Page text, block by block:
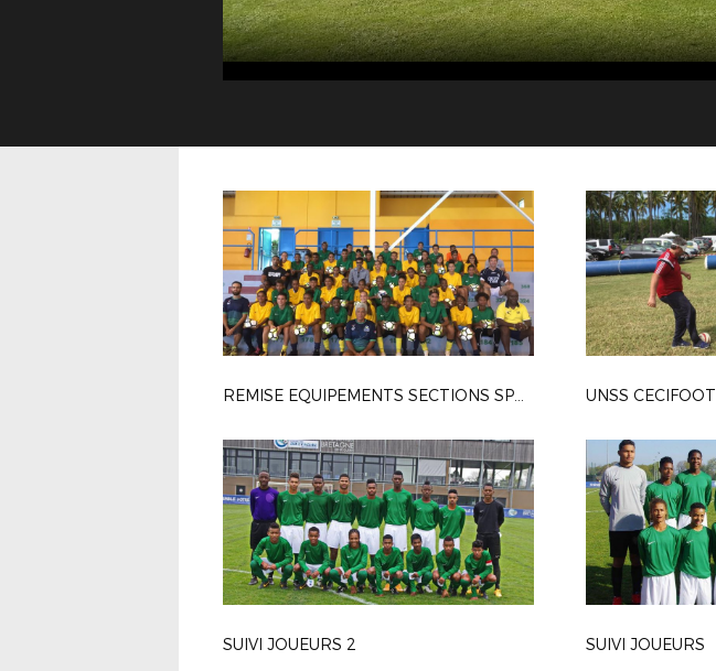
REMISE EQUIPEMENTS SECTIONS SPORTIVES UNSS CECIFOOT
SUIVI JOUEURS 2 SUIVI JOUEURS